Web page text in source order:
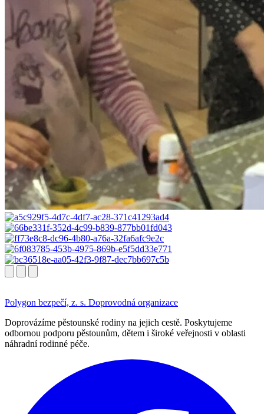
Polygon bezpečí, z. s. Doprovodná organizace
Doprovázíme pěstounské rodiny na jejich cestě. Poskytujeme
odbornou podporu pěstounům, dětem i široké veřejnosti v oblasti
náhradní rodinné péče.